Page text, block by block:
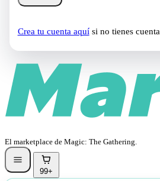
Crea tu cuenta aquísi no tienes cuenta
El marketplace de Magic: The Gathering.
99+